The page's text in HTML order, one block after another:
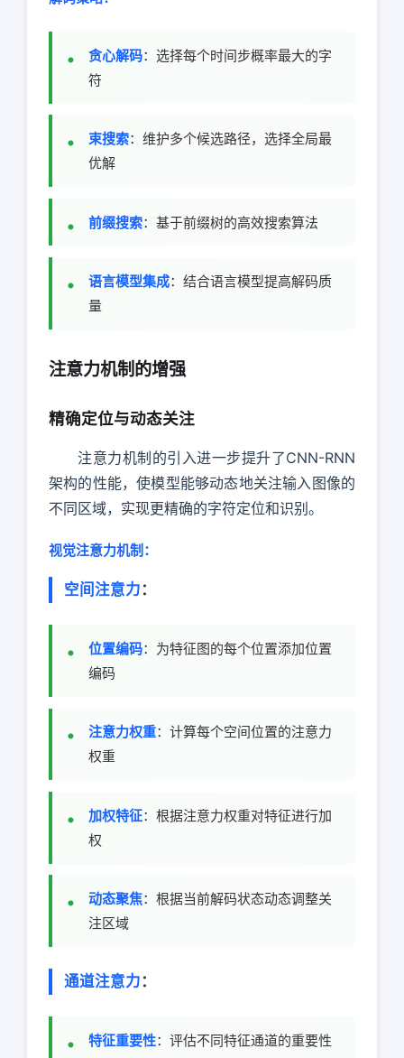
贪心解码：选择每个时间步概率最大的字
符
束搜索：维护多个候选路径，选择全局最
优解
前缀搜索：基于前缀树的高效搜索算法
语言模型集成：结合语言模型提高解码质
量
注意力机制的增强
精确定位与动态关注
注意力机制的引入进一步提升了CNN-RNN
架构的性能，使模型能够动态地关注输入图像的
不同区域，实现更精确的字符定位和识别。
视觉注意力机制：
空间注意力 ：
位置编码：为特征图的每个位置添加位置
编码
注意力权重：计算每个空间位置的注意力
权重
加权特征：根据注意力权重对特征进行加
权
动态聚焦：根据当前解码状态动态调整关
注区域
通道注意力 ：
特征重要性：评估不同特征通道的重要性